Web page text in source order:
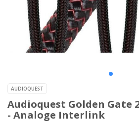
AUDIOQUEST
Audioquest Golden Gate
- Analoge Interlink